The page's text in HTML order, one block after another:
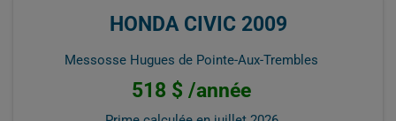
HONDA CIVIC 2009
Messosse Hugues de Pointe-Aux-Trembles
518 $ /année